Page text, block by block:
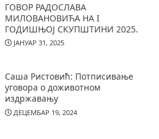
ГОВОР РАДОСЛАВА
МИЛОВАНОВИЋА НА I
ГОДИШЊОЈ СКУПШТИНИ 2025.
ЈАНУАР 31, 2025
Саша Ристовић: Потписивање
уговора о доживотном
издржавању
ДЕЦЕМБАР 19, 2024